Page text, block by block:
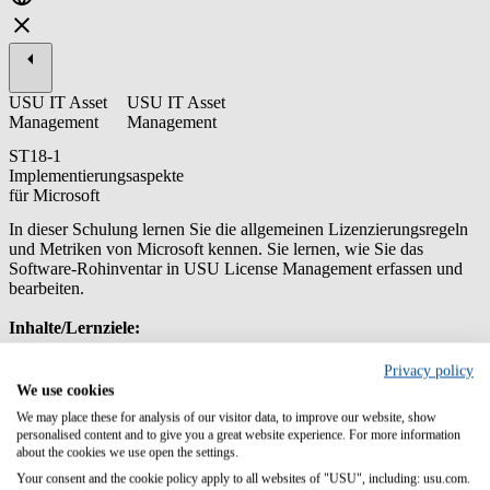
USU IT Asset
Management
ST18-1
Implementierungsaspekte
für Microsoft
USU IT Asset
Management
In dieser Schulung lernen Sie die allgemeinen Lizenzierungsregeln
und Metriken von Microsoft kennen. Sie lernen, wie Sie das
Software-Rohinventar in USU License Management erfassen und
bearbeiten.
Inhalte/Lernziele:
Verstehen von Microsofts Lizenzierungsbedingungen und
Vertragsmodellen
Sie lernen die verschiedenen Microsoft Metric Engines in
USU Lizenzmanagement kennen
Sie erfahren, welche Aufgaben erfüllt werden müssen, um ein
genaues Ergebnis der Metric Engine zu erhalten
Privacy policy
We use cookies
We may place these for analysis of our visitor data, to improve our website, show
personalised content and to give you a great website experience. For more information
about the cookies we use open the settings.
Your consent and the cookie policy apply to all websites of "USU", including: usu.com.